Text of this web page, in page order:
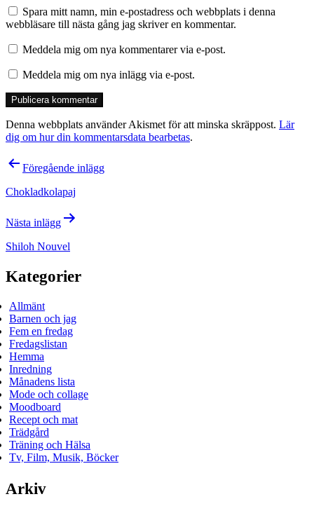
Spara mitt namn, min e-postadress och webbplats i denna
webbläsare till nästa gång jag skriver en kommentar.
Meddela mig om nya kommentarer via e-post.
Meddela mig om nya inlägg via e-post.
Denna webbplats använder Akismet för att minska skräppost. Lär
dig om hur din kommentarsdata bearbetas.
Inläggsnavigering
Föregående inlägg
Chokladkolapaj
Nästa inlägg
Shiloh Nouvel
Kategorier
Allmänt
Barnen och jag
Fem en fredag
Fredagslistan
Hemma
Inredning
Månadens lista
Mode och collage
Moodboard
Recept och mat
Trädgård
Träning och Hälsa
Tv, Film, Musik, Böcker
Arkiv